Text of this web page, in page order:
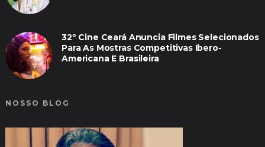
32º Cine Ceará Anuncia Filmes Selecionados
Para As Mostras Competitivas Ibero-
Americana E Brasileira
NOSSO BLOG